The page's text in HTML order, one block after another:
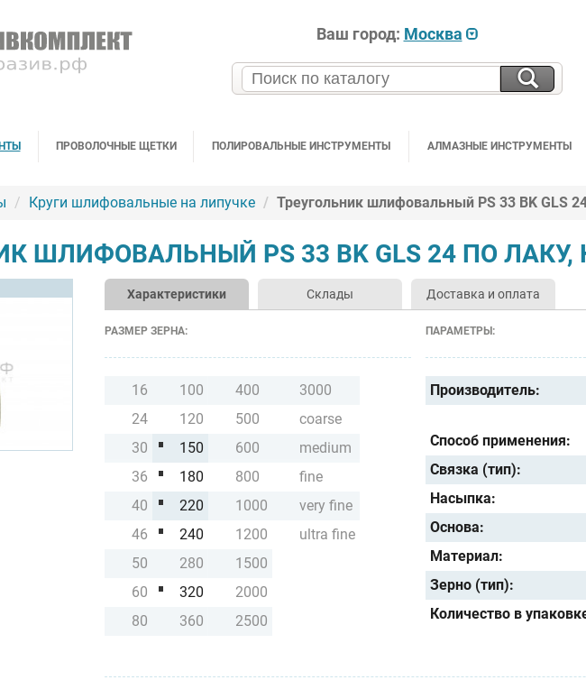
Ваш город: Москва
ПРОВОЛОЧНЫЕ ЩЕТКИ ПОЛИРОВАЛЬНЫЕ ИНСТРУМЕНТЫ АЛМАЗНЫЕ ИНСТРУМЕНТЫ
Круги шлифовальные на липучке Треугольник шлифовальный PS 33 BK GLS
ШЛИФОВАЛЬНЫЙ PS 33 BK GLS 24 ПО
Характеристики Склады Доставка и оплата
РАЗМЕР ЗЕРНА:
16
24
30
36
40
46
50
60
80
100
120
150
180
220
240
280
320
360
400
500
600
800
1000
1200
1500
2000
2500
3000
coarse
medium
fine
very fine
ultra fine
ПАРАМЕТРЫ:
Производитель:
Способ применения:
Связка (тип):
Насыпка:
Основа:
Материал:
Зерно (тип):
Количество в